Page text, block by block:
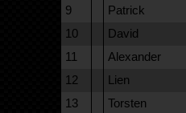
9
Patrick
10
David
11
Alexander
12
Lien
13
Torsten